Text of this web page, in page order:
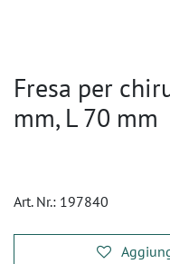
Fresa per
mm, L 70 mm
Art. Nr.: 197840